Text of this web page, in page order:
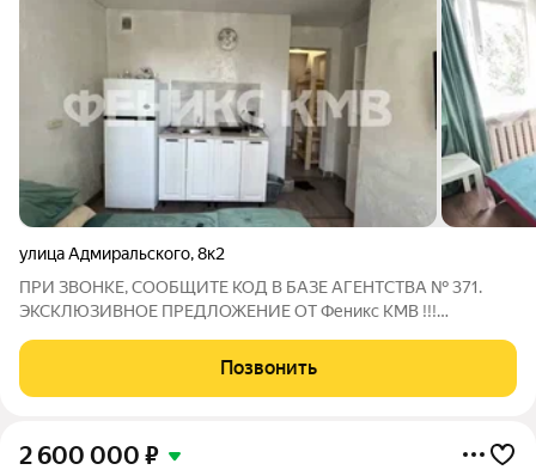
улица Адмиральского,8к2
ПРИ ЗВОНКЕ, СООБЩИТЕ КОД В БАЗЕ АГЕНТСТВА № 371.
ЭКСКЛЮЗИВНОЕ ПРЕДЛОЖЕНИЕ ОТ Феникс КМВ !!!
евроремонтом в районе Квартал города Пятигорск. Светлая,
солнечная, с панорамным видом. Санузел
Позвонить
2 600 000 ₽